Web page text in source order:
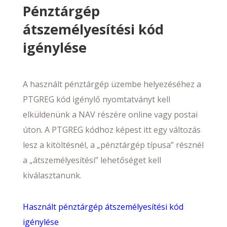
Pénztárgép
átszemélyesítési kód
igénylése
A használt pénztárgép üzembe helyezéséhez a
PTGREG kód igénylő nyomtatványt kell
elküldenünk a NAV részére online vagy postai
úton. A PTGREG kódhoz képest itt egy változás
lesz a kitöltésnél, a „pénztárgép típusa” résznél
a „átszemélyesítési” lehetőséget kell
kiválasztanunk.
Használt pénztárgép átszemélyesítési kód
igénylése